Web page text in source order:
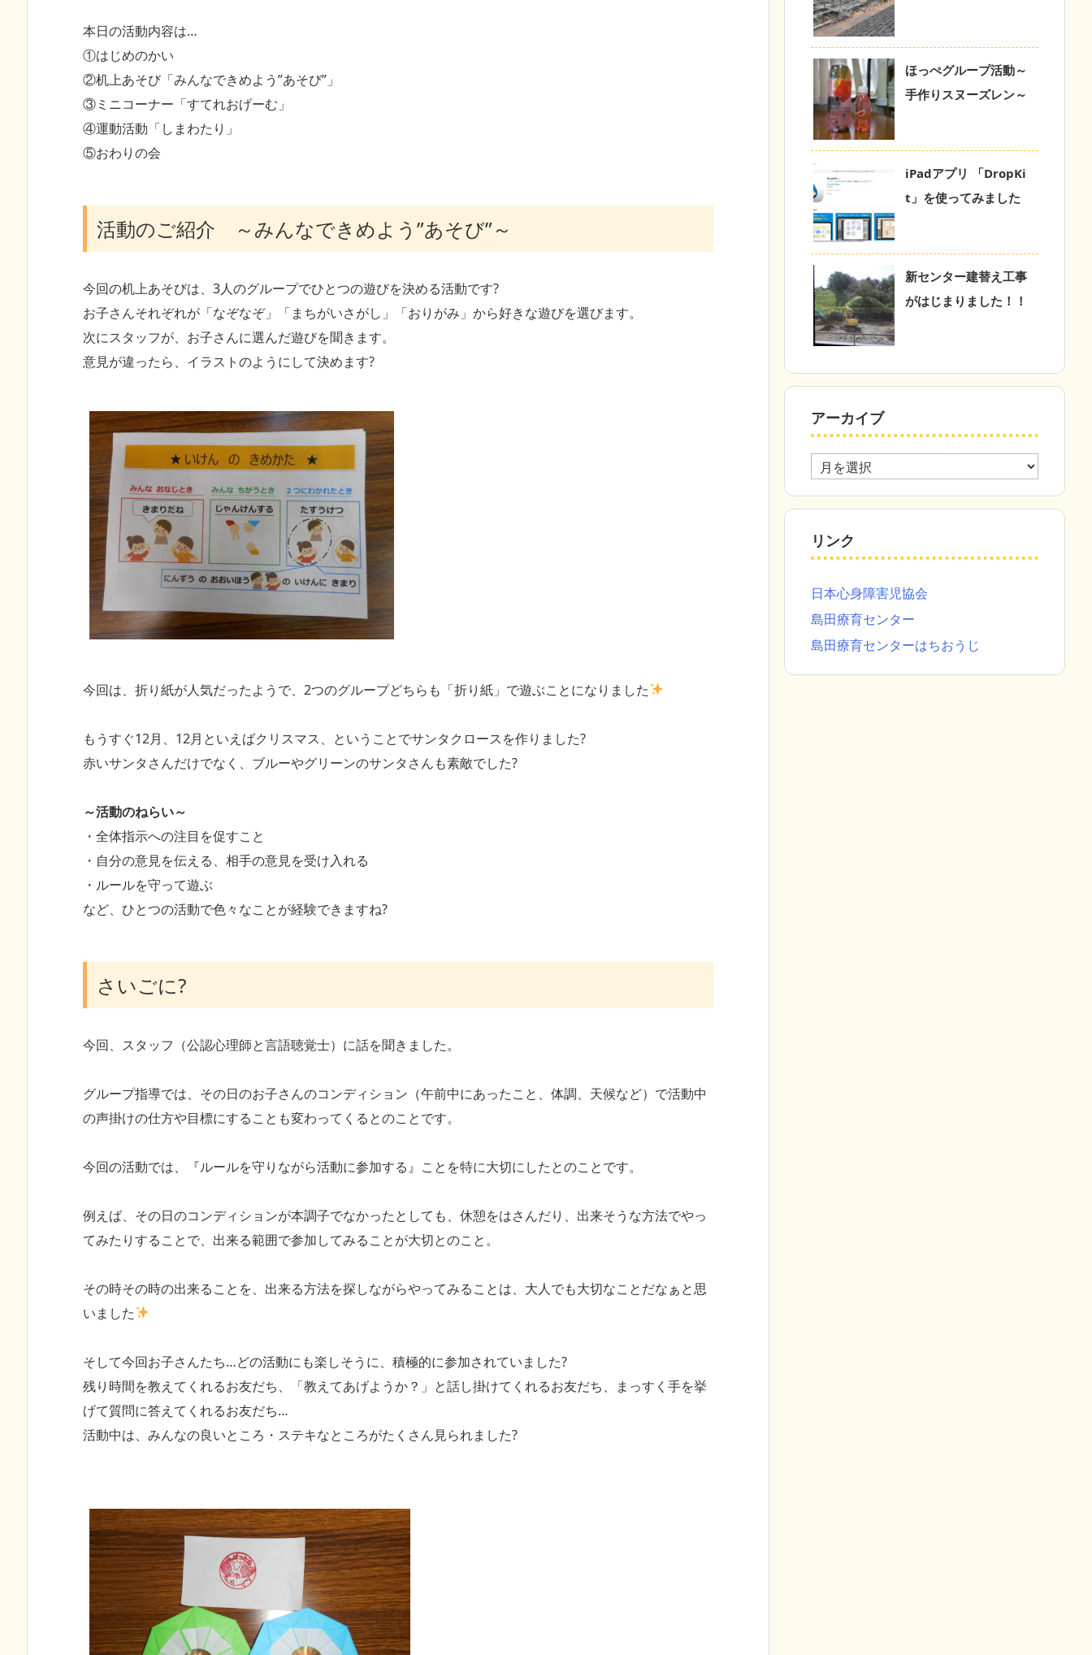
本日の活動内容は…
①はじめのかい
②机上あそび「みんなできめよう”あそび”」
③ミニコーナー「すてれおげーむ」
④運動活動「しまわたり」
⑤おわりの会
活動のご紹介 ～みんなできめよう”あそび”～
今回の机上あそびは、3人のグループでひとつの遊びを決める活動です?
お子さんそれぞれが「なぞなぞ」「まちがいさがし」「おりがみ」から好きな遊びを選びます。
次にスタッフが、お子さんに選んだ遊びを聞きます。
意見が違ったら、イラストのようにして決めます?
今回は、折り紙が人気だったようで、2つのグループどちらも「折り紙」で遊ぶことになりました
もうすぐ12月、12月といえばクリスマス、ということでサンタクロースを作りました?
赤いサンタさんだけでなく、ブルーやグリーンのサンタさんも素敵でした?
～活動のねらい～
・全体指示への注目を促すこと
・自分の意見を伝える、相手の意見を受け入れる
・ルールを守って遊ぶ
など、ひとつの活動で色々なことが経験できますね?
さいごに?
今回、スタッフ（公認心理師と言語聴覚士）に話を聞きました。
グループ指導では、その日のお子さんのコンディション（午前中にあったこと、体調、天候など）で活動中
の声掛けの仕方や目標にすることも変わってくるとのことです。
今回の活動では、『ルールを守りながら活動に参加する』ことを特に大切にしたとのことです。
例えば、その日のコンディションが本調子でなかったとしても、休憩をはさんだり、出来そうな方法でやっ
てみたりすることで、出来る範囲で参加してみることが大切とのこと。
その時その時の出来ることを、出来る方法を探しながらやってみることは、大人でも大切なことだなぁと思
いました
そして今回お子さんたち…どの活動にも楽しそうに、積極的に参加されていました?
残り時間を教えてくれるお友だち、「教えてあげようか？」と話し掛けてくれるお友だち、まっすく手を挙
げて質問に答えてくれるお友だち…
活動中は、みんなの良いところ・ステキなところがたくさん見られました?
ほっぺグループ活動～
手作りスヌーズレン～
iPadアプリ 「DropKi
t」を使ってみました
新センター建替え工事
がはじまりました！！
アーカイブ
ー
カ
ブ
リンク
日本心身障害児協会
島田療育センター
島田療育センターはちおうじ